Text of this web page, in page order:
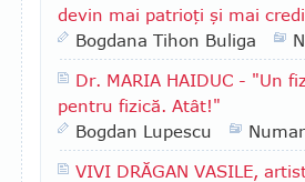
devin mai patrioţi şi mai
Bogdana Tihon Buliga
Dr. MARIA HAIDUC - "Un
pentru fizică. Atât!"
Bogdan Lupescu
VIVI DRĂGAN VASILE,